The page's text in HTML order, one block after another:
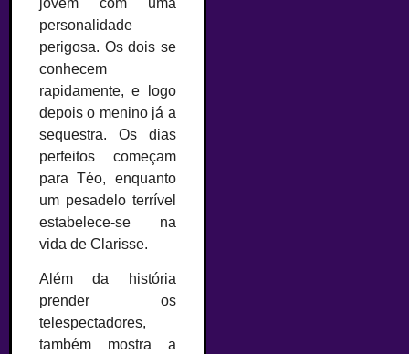
personalidade
perigosa. Os dois se
conhecem
rapidamente, e logo
depois o menino já a
sequestra. Os dias
perfeitos começam
para Téo, enquanto
um pesadelo terrível
estabelece-se na
vida de Clarisse.
Além da história
prender os
telespectadores,
também mostra a